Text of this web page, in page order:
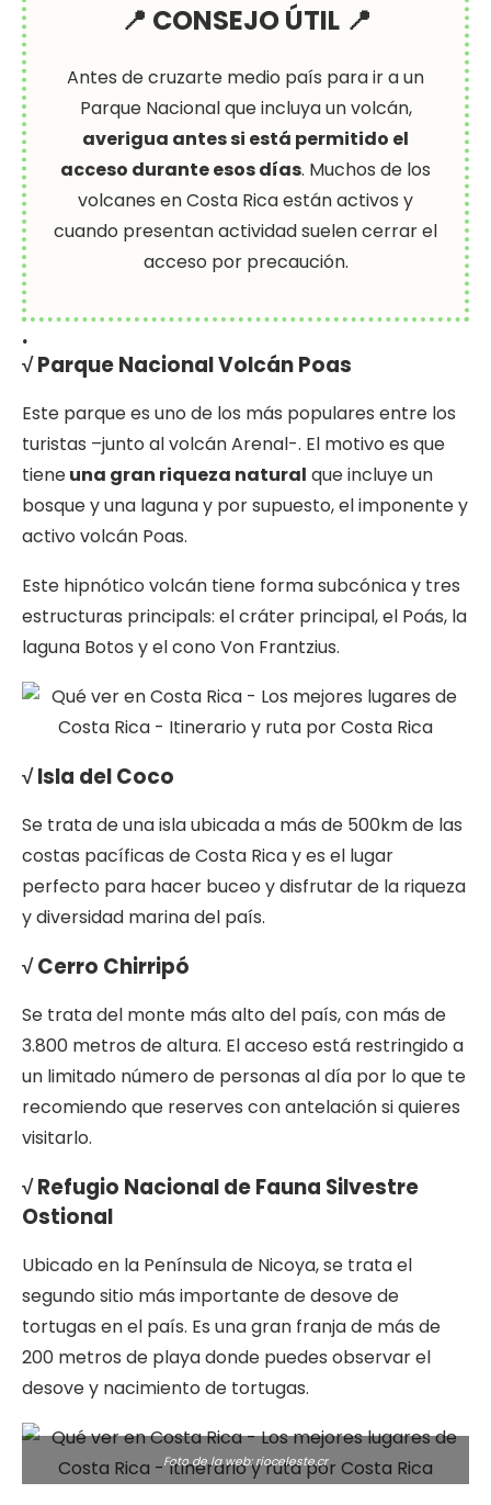
📍 CONSEJO ÚTIL 📍
Antes de cruzarte medio país para ir a un
Parque Nacional que incluya un volcán,
averigua antes si está permitido el
acceso durante esos días. Muchos de los
volcanes en Costa Rica están activos y
cuando presentan actividad suelen cerrar el
acceso por precaución.
.
√ Parque Nacional Volcán Poas
Este parque es uno de los más populares entre los
turistas –junto al volcán Arenal-. El motivo es que
tieneuna gran riqueza natural que incluye un
bosque y una laguna y por supuesto, el imponente y
activo volcán Poas.
Este hipnótico volcán tiene forma subcónica y tres
estructuras principals: el cráter principal, el Poás, la
laguna Botos y el cono Von Frantzius.
√ Isla del Coco
Se trata de una isla ubicada a más de 500km de las
costas pacíficas de Costa Rica y es el lugar
perfecto para hacer buceo y disfrutar de la riqueza
y diversidad marina del país.
√ Cerro Chirripó
Se trata del monte más alto del país, con más de
3.800 metros de altura. El acceso está restringido a
un limitado número de personas al día por lo que te
recomiendo que reserves con antelación si quieres
visitarlo.
√ Refugio Nacional de Fauna Silvestre
Ostional
Ubicado en la Península de Nicoya, se trata el
segundo sitio más importante de desove de
tortugas en el país. Es una gran franja de más de
200 metros de playa donde puedes observar el
desove y nacimiento de tortugas.
Foto de la web: rioceleste.cr